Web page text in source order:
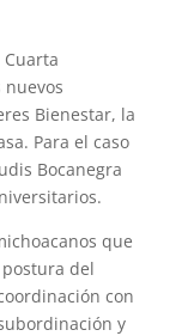
Bienestar, la
Para el caso
Bocanegra
que
del
con
y